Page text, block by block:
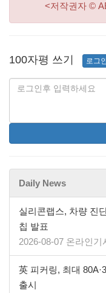
<저작권자 ©
100자평 쓰기 로그인
Daily News
실리콘랩스, 차량 진
칩 발표
2026-08-07 온라인기
英 피커링, 최대
출시